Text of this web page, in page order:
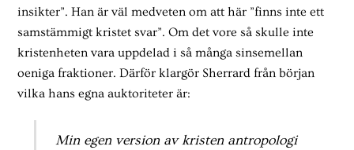
insikter”. Han är väl medveten om att här ”finns inte ett
samstämmigt kristet svar”. Om det vore så skulle inte
kristenheten vara uppdelad i så många sinsemellan
oeniga fraktioner. Därför klargör Sherrard från början
vilka hans egna auktoriteter är:
Min egen version av kristen antropologi